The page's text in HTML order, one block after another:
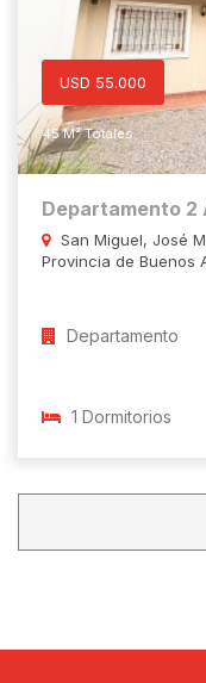
USD 55.000
45 M² Totales
Departamento 2
San Miguel, José
Provincia de Buenos
Departamento
1 Dormitorios